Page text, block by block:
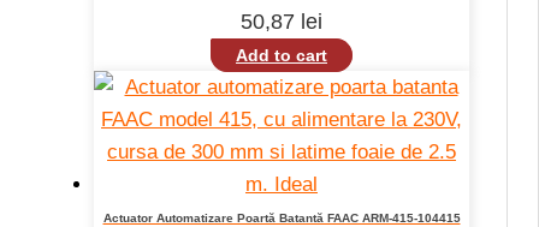
50,87 lei
Add to cart
Actuator Automatizare Poartă Batantă FAAC ARM-415-104415